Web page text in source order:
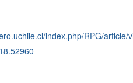
index.php/RPG/article/